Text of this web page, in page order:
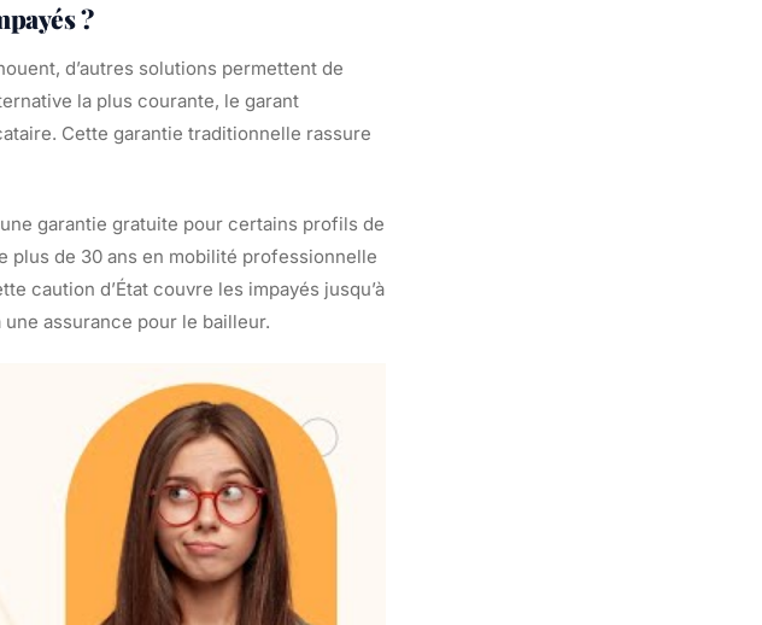
?
d’autres solutions permettent de
la plus courante, le garant
Cette garantie traditionnelle rassure
garantie gratuite pour certains profils de
plus de 30 ans en mobilité professionnelle
caution d’État couvre les impayés jusqu’à
assurance pour le bailleur.